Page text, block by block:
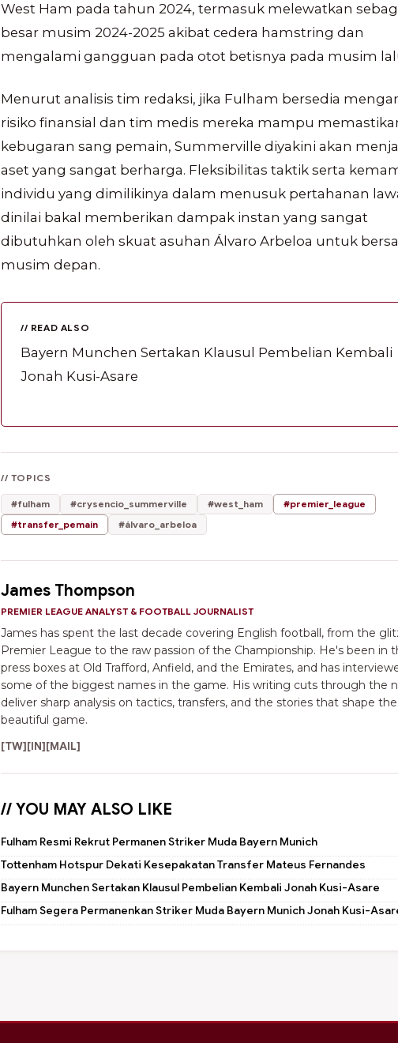
West Ham pada tahun 2024, termasuk melewatkan
besar musim 2024-2025 akibat cedera hamstring dan
mengalami gangguan pada otot betisnya pada musim
Menurut analisis tim redaksi, jika Fulham bersedia
risiko finansial dan tim medis mereka mampu
kebugaran sang pemain, Summerville diyakini akan
aset yang sangat berharga. Fleksibilitas taktik serta
individu yang dimilikinya dalam menusuk pertahanan
dinilai bakal memberikan dampak instan yang sangat
dibutuhkan oleh skuat asuhan Álvaro Arbeloa untuk
musim depan.
// READ ALSO
Bayern Munchen Sertakan Klausul Pembelian Kembali
Jonah Kusi-Asare
// TOPICS
#fulham #crysencio_summerville #west_ham
#premier_league
#transfer_pemain
#álvaro_arbeloa
James Thompson
PREMIER LEAGUE ANALYST & FOOTBALL JOURNALIST
James has spent the last decade covering English football, from the
Premier League to the raw passion of the Championship. He's been in
press boxes at Old Trafford, Anfield, and the Emirates, and has
some of the biggest names in the game. His writing cuts through the
deliver sharp analysis on tactics, transfers, and the stories that shape the
beautiful game.
[TW][IN][MAIL]
// YOU MAY ALSO LIKE
Fulham Resmi Rekrut Permanen Striker Muda Bayern Munich
Tottenham Hotspur Dekati Kesepakatan Transfer Mateus Fernandes
Bayern Munchen Sertakan Klausul Pembelian Kembali Jonah Kusi-Asare
Fulham Segera Permanenkan Striker Muda Bayern Munich Jonah Kusi-